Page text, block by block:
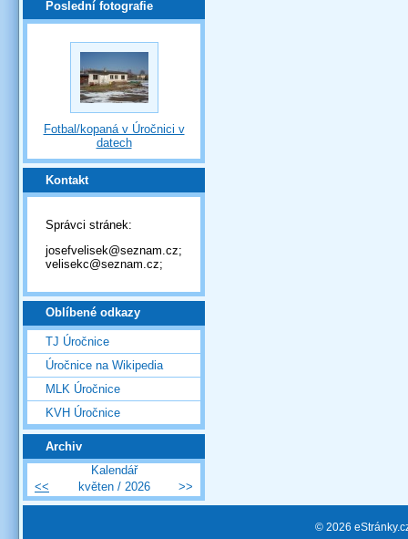
Poslední fotografie
Fotbal/kopaná v Úročnici v
datech
Kontakt
Správci stránek:
josefvelisek@seznam.cz;
velisekc@seznam.cz;
Oblíbené odkazy
TJ Úročnice
Úročnice na Wikipedia
MLK Úročnice
KVH Úročnice
Archiv
Kalendář
<<
květen / 2026 >>
© 2026